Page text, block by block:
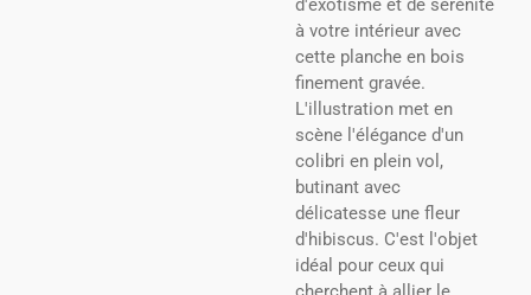
d'exotisme et de sérénité
à votre intérieur avec
cette planche en bois
finement gravée.
L'illustration met en
scène l'élégance d'un
colibri en plein vol,
butinant avec
délicatesse une fleur
d'hibiscus. C'est l'objet
idéal pour ceux qui